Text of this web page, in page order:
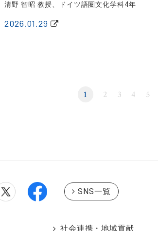
清野 智昭 教授、ドイツ語圏文化学科4年
2026.01.29
1 2 3 4 5
SNS一覧
社会連携・地域貢献